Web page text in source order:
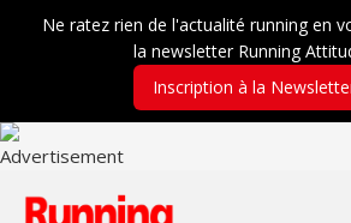
Ne ratez rien de l'actualité running en
la newsletter Running
Inscription à la